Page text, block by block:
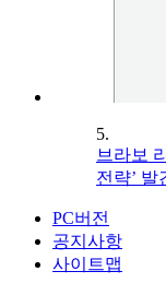
5.
브라보
전략’ 발
PC버전
공지사항
사이트맵